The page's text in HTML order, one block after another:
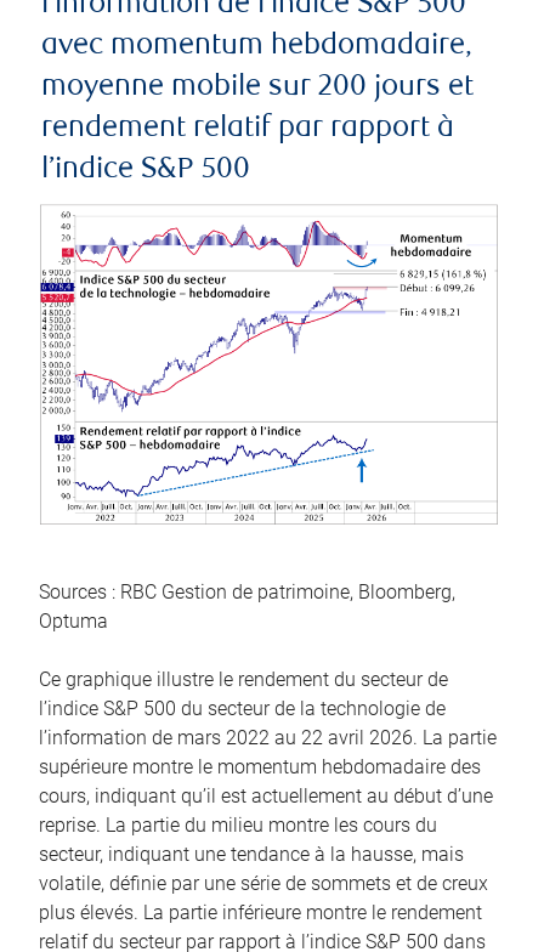
avec momentum hebdomadaire,
moyenne mobile sur 200 jours et
rendement relatif par rapport à
l’indice S&P 500
Sources : RBC Gestion de patrimoine, Bloomberg,
Optuma
Ce graphique illustre le rendement du secteur de
l’indice S&P 500 du secteur de la technologie de
l’information de mars 2022 au 22 avril 2026. La partie
supérieure montre le momentum hebdomadaire des
cours, indiquant qu’il est actuellement au début d’une
reprise. La partie du milieu montre les cours du
secteur, indiquant une tendance à la hausse, mais
volatile, définie par une série de sommets et de creux
plus élevés. La partie inférieure montre le rendement
relatif du secteur par rapport à l’indice S&P 500 dans